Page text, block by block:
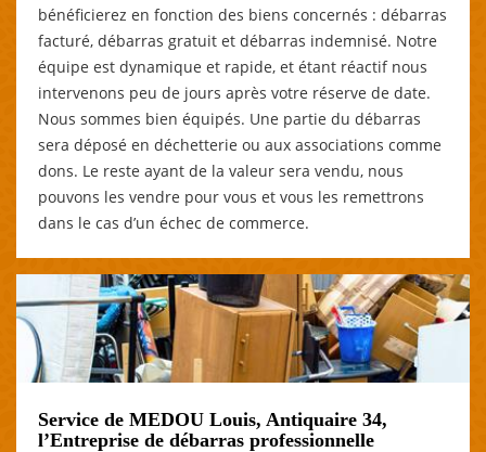
bénéficierez en fonction des biens concernés : débarras
facturé, débarras gratuit et débarras indemnisé. Notre
équipe est dynamique et rapide, et étant réactif nous
intervenons peu de jours après votre réserve de date.
Nous sommes bien équipés. Une partie du débarras
sera déposé en déchetterie ou aux associations comme
dons. Le reste ayant de la valeur sera vendu, nous
pouvons les vendre pour vous et vous les remettrons
dans le cas d’un échec de commerce.
Service de MEDOU Louis, Antiquaire 34,
l’Entreprise de débarras professionnelle